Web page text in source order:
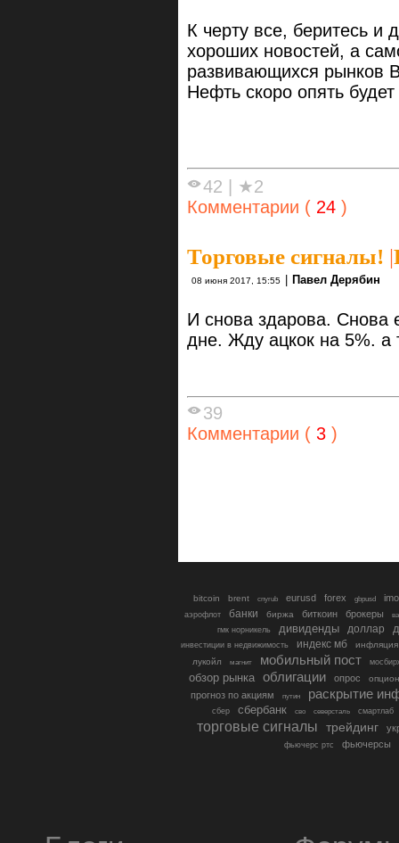
К черту все, беритесь и
хороших новостей, а
развивающихся рынков
Нефть скоро опять
42
★2
Комментарии ( 24 )
Торговые сигналы! |
08 июня 2017, 15:55 Павел Дерябин
И снова здарова. Снова
дне. Жду ацкок на 5%. а
39
Комментарии ( 3 )
bitcoin brent cnyrub eurusd forex gbpusd
аэрофлот банки биржа биткоин брокеры
гмк норникель
дивиденды доллар
инвестиции в недвижимость индекс мб
инфляция
лукойл
магнит мобильный пост
обзор рынка облигации опрос
прогноз по акциям путин раскрытие
сбер сбербанк сво северсталь смартлаб
торговые сигналы трейдинг
фьючерс ртс фьючерсы